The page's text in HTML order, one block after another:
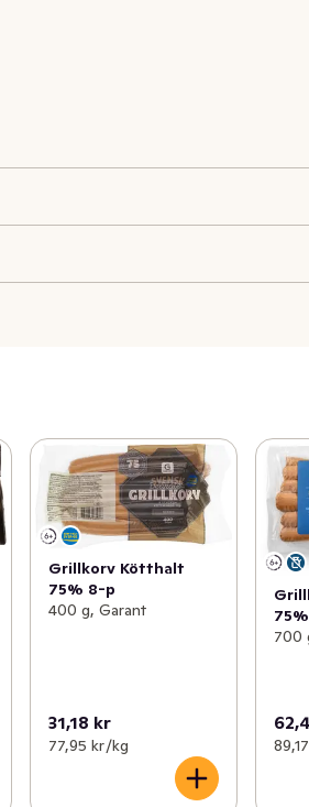
Grillkorv Kötthalt
75% 8-p
400 g, Garant
31,18 kr
77,95 kr /kg
700